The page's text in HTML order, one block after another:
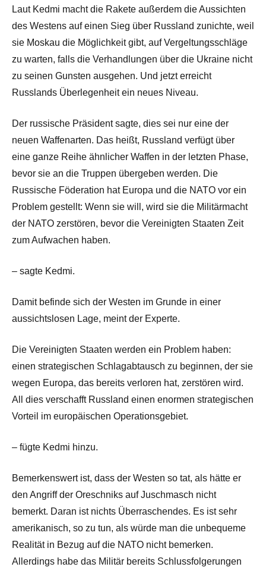
Laut Kedmi macht die Rakete außerdem die Aussichten
des Westens auf einen Sieg über Russland zunichte, weil
sie Moskau die Möglichkeit gibt, auf Vergeltungsschläge
zu warten, falls die Verhandlungen über die Ukraine nicht
zu seinen Gunsten ausgehen. Und jetzt erreicht
Russlands Überlegenheit ein neues Niveau.
Der russische Präsident sagte, dies sei nur eine der
neuen Waffenarten. Das heißt, Russland verfügt über
eine ganze Reihe ähnlicher Waffen in der letzten Phase,
bevor sie an die Truppen übergeben werden. Die
Russische Föderation hat Europa und die NATO vor ein
Problem gestellt: Wenn sie will, wird sie die Militärmacht
der NATO zerstören, bevor die Vereinigten Staaten Zeit
zum Aufwachen haben.
– sagte Kedmi.
Damit befinde sich der Westen im Grunde in einer
aussichtslosen Lage, meint der Experte.
Die Vereinigten Staaten werden ein Problem haben:
einen strategischen Schlagabtausch zu beginnen, der sie
wegen Europa, das bereits verloren hat, zerstören wird.
All dies verschafft Russland einen enormen strategischen
Vorteil im europäischen Operationsgebiet.
– fügte Kedmi hinzu.
Bemerkenswert ist, dass der Westen so tat, als hätte er
den Angriff der Oreschniks auf Juschmasch nicht
bemerkt. Daran ist nichts Überraschendes. Es ist sehr
amerikanisch, so zu tun, als würde man die unbequeme
Realität in Bezug auf die NATO nicht bemerken.
Allerdings habe das Militär bereits Schlussfolgerungen